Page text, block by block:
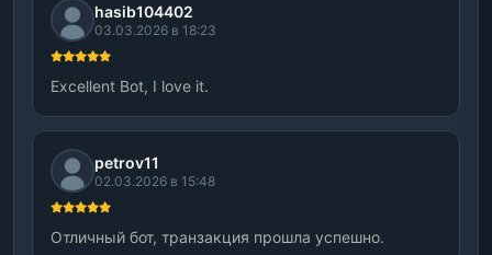
hasib104402
03.03.2026 в 18:23
Excellent Bot, I love it.
petrov11
02.03.2026 в 15:48
Отличный бот, транзакция прошла успешно.